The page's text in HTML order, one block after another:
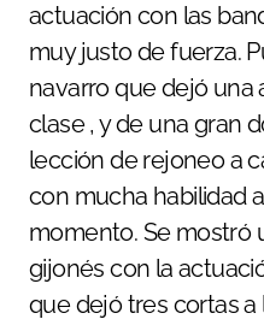
actuación con las
muy justo de fuerza.
navarro que dejó
clase , y de una gran
lección de rejoneo a
con mucha habilidad
momento. Se mostró
gijonés con la
que dejó tres cortas